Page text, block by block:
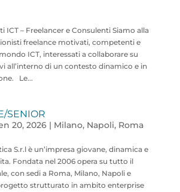
ICT – Freelancer e Consulenti Siamo alla
freelance motivati, competenti e
ICT, interessati a collaborare su
all’interno di un contesto dinamico e in
Le...
SENIOR
20, 2026| Milano, Napoli, Roma
S.r.l è un’impresa giovane, dinamica e
Fondata nel 2006 opera su tutto il
con sedi a Roma, Milano, Napoli e
strutturato in ambito enterprise